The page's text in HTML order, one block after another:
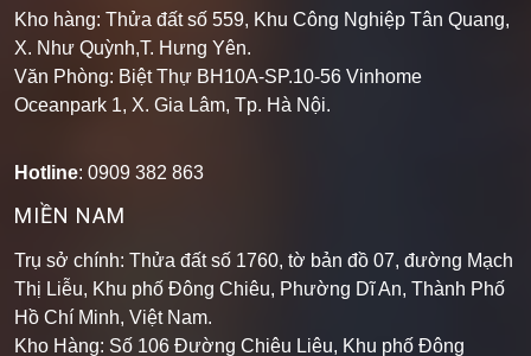
Kho hàng: Thửa đất số 559, Khu Công Nghiệp Tân Quang,
X. Như Quỳnh,T. Hưng Yên.
Văn Phòng: Biệt Thự BH10A-SP.10-56 Vinhome
Oceanpark 1, X. Gia Lâm, Tp. Hà Nội.
Hotline: 0909 382 863
MIỀN NAM
Trụ sở chính: Thửa đất số 1760, tờ bản đồ 07, đường Mạch
Thị Liễu, Khu phố Đông Chiêu, Phường Dĩ An, Thành Phố
Hồ Chí Minh, Việt Nam.
Kho Hàng: Số 106 Đường Chiêu Liêu, Khu phố Đông